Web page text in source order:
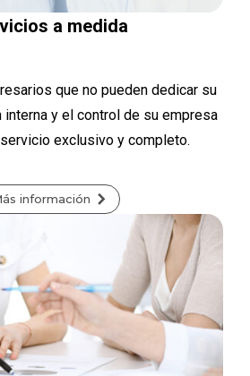
a medida
que no pueden dedicar su
y el control de su empresa
exclusivo y completo.
información